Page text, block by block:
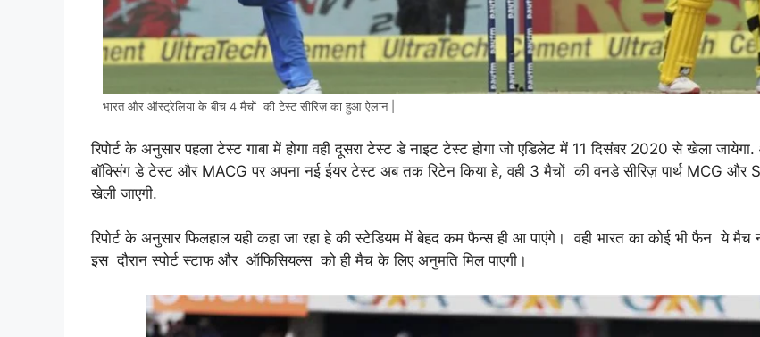
भारत और ऑस्ट्रेलिया के बीच 4 मैचों की टेस्ट सीरिज़ का हुआ ऐलान |
रिपोर्ट के अनुसार पहला टेस्ट गाबा में होगा वही दूसरा टेस्ट डे नाइट टेस्ट होगा जो एडिलेट में 11 दिसंबर 2020 से खेला
बॉक्सिंग डे टेस्ट और MACG पर अपना नई ईयर टेस्ट अब तक रिटेन किया हे, वही 3 मैचों की वनडे सीरिज़ पार्थ MCG और
खेली जाएगी.
रिपोर्ट के अनुसार फिलहाल यही कहा जा रहा हे की स्टेडियम में बेहद कम फैन्स ही आ पाएंगे। वही भारत का कोई भी फैन ये मैच
इस दौरान स्पोर्ट स्टाफ और ऑफिसियल्स को ही मैच के लिए अनुमति मिल पाएगी।